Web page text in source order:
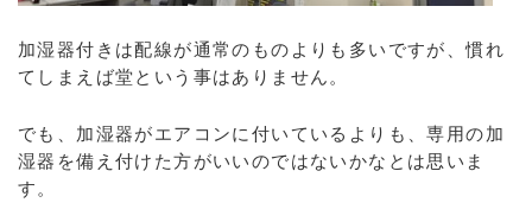
加湿器付きは配線が通常のものよりも多いですが、慣れ
てしまえば堂という事はありません。
でも、加湿器がエアコンに付いているよりも、専用の加
湿器を備え付けた方がいいのではないかなとは思いま
す。